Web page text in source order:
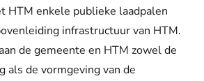
HTM enkele publieke laadpalen
infrastructuur van HTM.
de gemeente en HTM zowel de
als de vormgeving van de